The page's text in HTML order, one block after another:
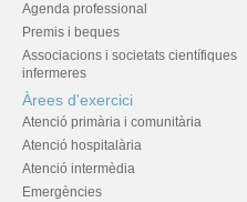
Agenda professional
Premis i beques
Associacions i societats científiques
infermeres
Àrees d'exercici
Atenció primària i comunitària
Atenció hospitalària
Atenció intermèdia
Emergències